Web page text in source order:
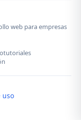
web para empresas
uso